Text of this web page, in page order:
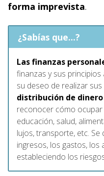
forma imprevista.
¿Sabías que...?
Las finanzas
finanzas y sus
su deseo de realizar
distribución de dinero
reconocer cómo ocupar
educación, salud,
lujos, transporte, etc.
ingresos, los gastos, los
estableciendo los